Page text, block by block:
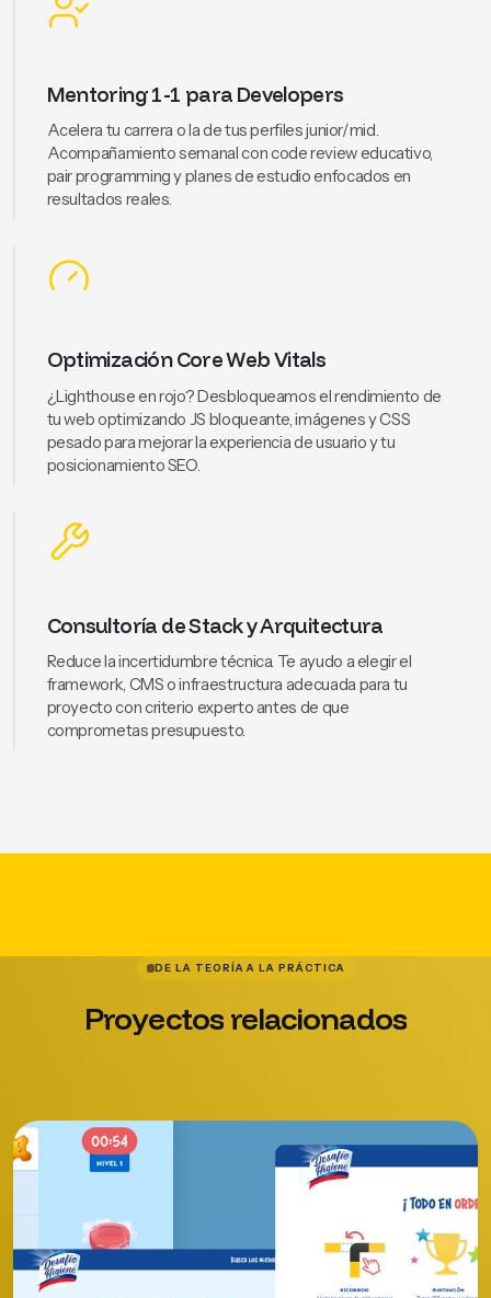
Mentoring 1-1 para Developers
Acelera tu carrera o la de tus perfiles junior/mid.
Acompañamiento semanal con code review educativo,
pair programming y planes de estudio enfocados en
resultados reales.
Optimización Core Web Vitals
¿Lighthouse en rojo? Desbloqueamos el rendimiento de
tu web optimizando JS bloqueante, imágenes y CSS
pesado para mejorar la experiencia de usuario y tu
posicionamiento SEO.
Consultoría de Stack y Arquitectura
Reduce la incertidumbre técnica. Te ayudo a elegir el
framework, CMS o infraestructura adecuada para tu
proyecto con criterio experto antes de que
comprometas presupuesto.
DE LA TEORÍA A LA PRÁCTICA
Proyectos relacionados